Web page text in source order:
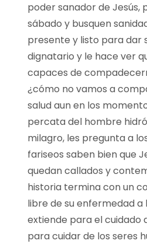
poder sanador de
sábado y busquen
presente y listo para dar
dignatario y le hace ver
capaces de
¿cómo no vamos a
salud aun en los
percata del hombre
milagro, les pregunta a
fariseos saben bien que
quedan callados y
historia termina con un
libre de su enfermedad a
extiende para el cuidado
para cuidar de los seres